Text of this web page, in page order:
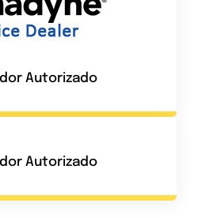
Autorizado
Autorizado